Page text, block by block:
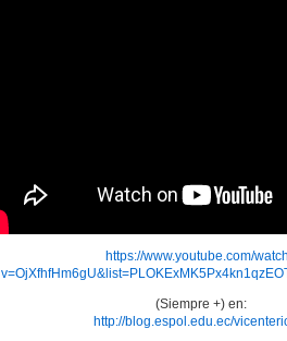
https://www.youtube.com/
(Siempre +) en:
http://blog.espol.edu.ec/